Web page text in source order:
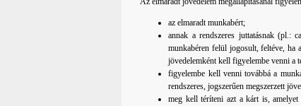
az elmaradt munkabért;
annak a rendszeres juttatásnak (pl.:
munkabéren felül jogosult, feltéve, ha
jövedelemként kell figyelembe venni a
figyelembe kell venni továbbá a
rendszeres, jogszerűen megszerzett
meg kell téríteni azt a kárt is, amelyet